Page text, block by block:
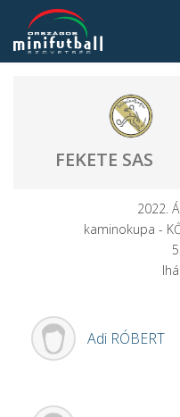
FEKETE SAS
2022.
kaminokupa -
Adi RÓBERT